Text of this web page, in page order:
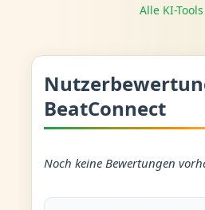
Alle KI-
BeatConnect
Noch keine Bewertungen